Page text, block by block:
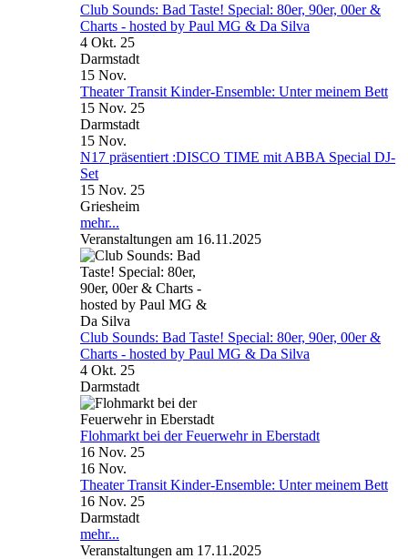
Club Sounds: Bad Taste! Special: 80er, 90er, 00er &
Charts - hosted by Paul MG & Da Silva
4 Okt. 25
Darmstadt
15 Nov.
Theater Transit Kinder-Ensemble: Unter meinem Bett
15 Nov. 25
Darmstadt
15 Nov.
N17 präsentiert :DISCO TIME mit ABBA Special DJ-
Set
15 Nov. 25
Griesheim
mehr...
Veranstaltungen am 16.11.2025
Club Sounds: Bad Taste! Special: 80er, 90er, 00er &
Charts - hosted by Paul MG & Da Silva
4 Okt. 25
Darmstadt
Flohmarkt bei der Feuerwehr in Eberstadt
16 Nov. 25
16 Nov.
Theater Transit Kinder-Ensemble: Unter meinem Bett
16 Nov. 25
Darmstadt
mehr...
Veranstaltungen am 17.11.2025